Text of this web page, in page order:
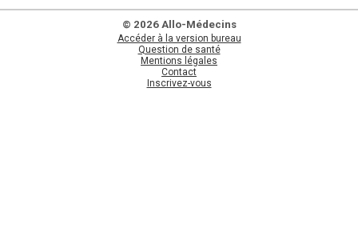
© 2026 Allo-Médecins
Accéder à la version bureau
Question de santé
Mentions légales
Contact
Inscrivez-vous